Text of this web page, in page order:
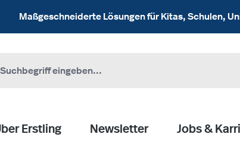
Maßgeschneiderte Lösungen für Kitas, Schulen,
Erstling Newsletter Jobs &